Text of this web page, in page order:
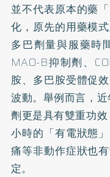
並不代表原本的藥
化，原先的用藥模
多巴劑量與服藥時
MAO-B抑制劑、
胺、多巴胺受體促
波動。舉例而言，
劑更是具有雙重功
小時的「有電狀態
痛等非動作症狀也
定。